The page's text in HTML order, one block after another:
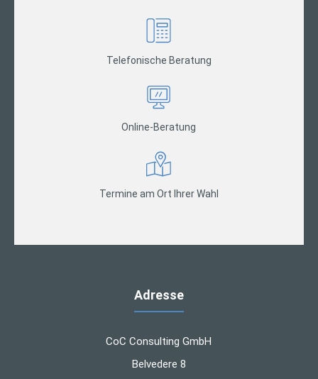
Telefonische Beratung
Online-Beratung
Termine am Ort Ihrer Wahl
Adresse
CoC Consulting GmbH
Belvedere 8